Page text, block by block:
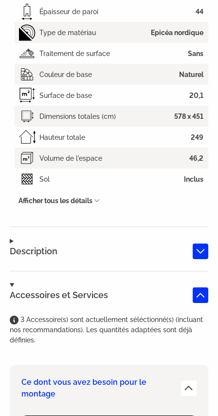
Description
Accessoires et Services
3 Accessoire(s) sont actuellement séléctionné(s) (incluant
nos recommandations). Les quantités adaptées sont déjà
définies.
Ce dont vous avez besoin pour le
montage
Épaisseur de paroi 44
Type de matériau Epicéa nordique
Traitement de surface Sans
Couleur de base Naturel
Surface de base 20,1
Dimensions totales (cm) 578 x 451
Hauteur totale 249
Volume de l'espace 46,2
Sol Inclus
Afficher tous les détails